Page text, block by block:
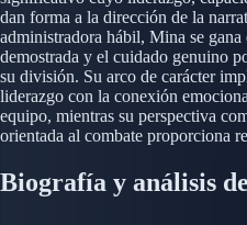
dan forma a la dirección de la
administradora hábil, Mina se gana
demostrada y el cuidado genuino
su división. Su arco de carácter
liderazgo con la conexión
equipo, mientras su perspectiva
orientada al combate proporciona
Biografía y análisis